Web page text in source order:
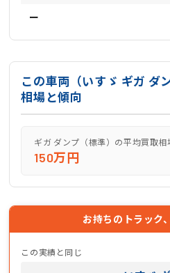
ー
この車両（いすゞ ギガ ダ
相場と傾向
ギガ ダンプ（標準）の平均買取相
150万円
お持ちのトラック
この実績と同じ